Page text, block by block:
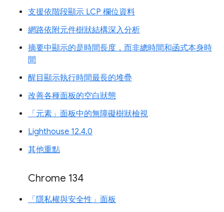
支援依階段顯示 LCP 欄位資料
網路依附元件樹狀結構深入分析
摘要中顯示的是時間長度，而非總時間和函式本身時
間
醒目顯示執行時間最長的堆疊
改善各種面板的空白狀態
「元素」面板中的無障礙樹狀檢視
Lighthouse 12.4.0
其他重點
Chrome 134
「隱私權與安全性」面板